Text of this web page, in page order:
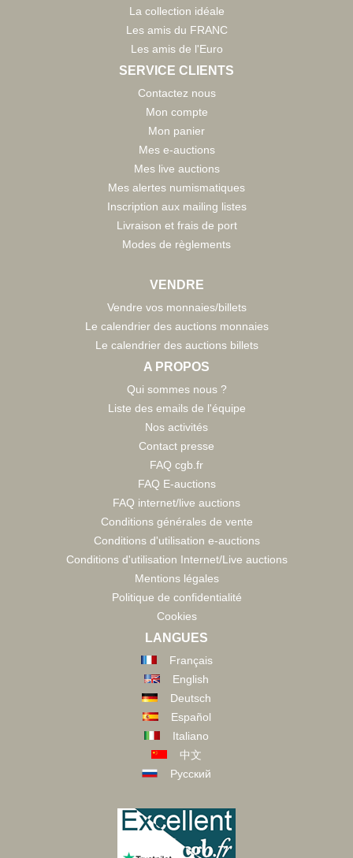
La collection idéale
Les amis du FRANC
Les amis de l'Euro
SERVICE CLIENTS
Contactez nous
Mon compte
Mon panier
Mes e-auctions
Mes live auctions
Mes alertes numismatiques
Inscription aux mailing listes
Livraison et frais de port
Modes de règlements
VENDRE
Vendre vos monnaies/billets
Le calendrier des auctions monnaies
Le calendrier des auctions billets
A PROPOS
Qui sommes nous ?
Liste des emails de l'équipe
Nos activités
Contact presse
FAQ cgb.fr
FAQ E-auctions
FAQ internet/live auctions
Conditions générales de vente
Conditions d'utilisation e-auctions
Conditions d'utilisation Internet/Live auctions
Mentions légales
Politique de confidentialité
Cookies
LANGUES
Français
English
Deutsch
Español
Italiano
中文
Русский